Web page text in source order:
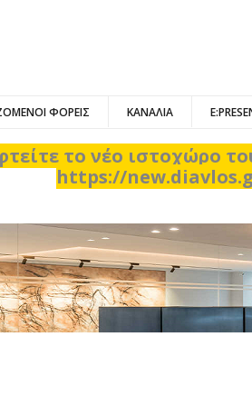
ΦΟΡΕΙΣ ΚΑΝΑΛΙΑ
το νέο ιστοχώρο
https://